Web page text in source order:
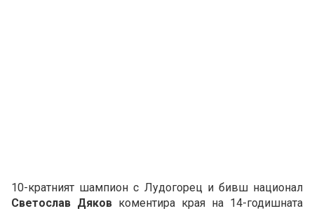
10-кратният шампион с Лудогорец и бивш национал
Светослав Дяков коментира края на 14-годишната